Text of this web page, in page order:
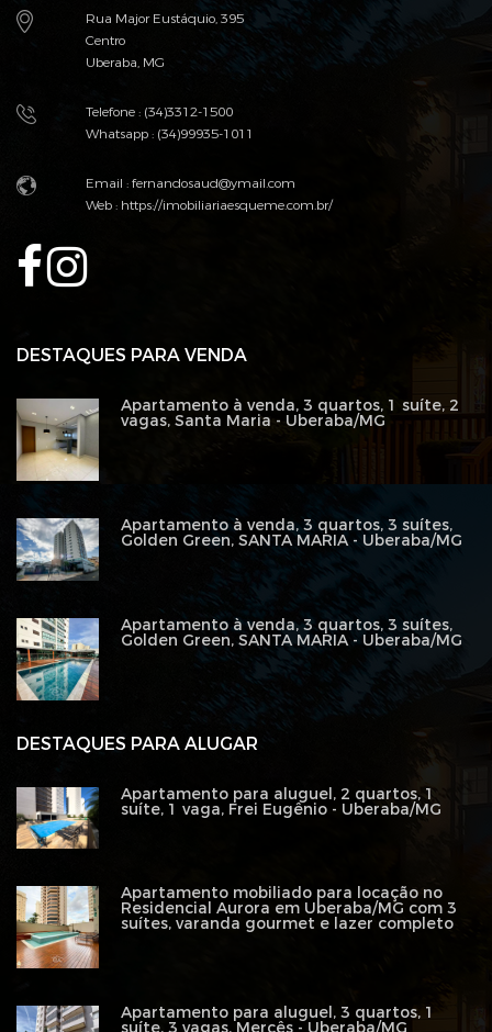
Rua Major Eustáquio, 395
Centro
Uberaba, MG
Telefone : (34)3312-1500
Whatsapp : (34)99935-1011
Email :fernandosaud@ymail.com
Web :https://imobiliariaesqueme.com.br/
DESTAQUES PARA ALUGAR
Apartamento para aluguel, 2 quartos, 1
suíte, 1 vaga, Frei Eugênio - Uberaba/MG
Apartamento mobiliado para locação no
Residencial Aurora em Uberaba/MG com 3
suítes, varanda gourmet e lazer completo
Apartamento para aluguel, 3 quartos, 1
DESTAQUES PARA VENDA
Apartamento à venda, 3 quartos, 1 suíte, 2
vagas, Santa Maria - Uberaba/MG
Apartamento à venda, 3 quartos, 3 suítes,
Golden Green, SANTA MARIA - Uberaba/MG
Apartamento à venda, 3 quartos, 3 suítes,
Golden Green, SANTA MARIA - Uberaba/MG